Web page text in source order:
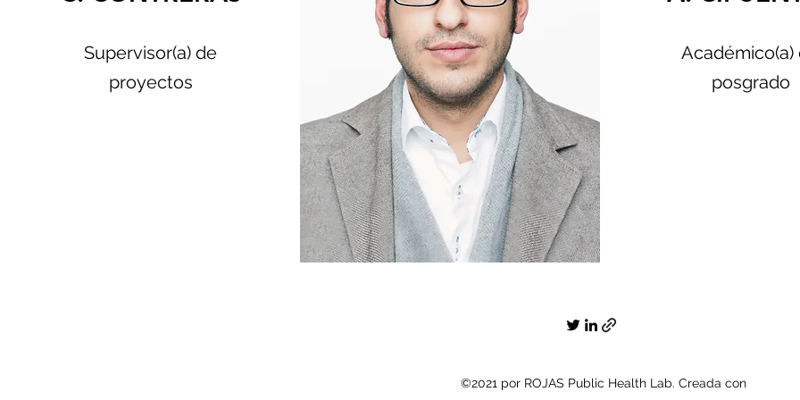
Supervisor(a) de
proyectos
Académico(a)
posgrado
©2021 por ROJAS Public Health Lab. Creada con